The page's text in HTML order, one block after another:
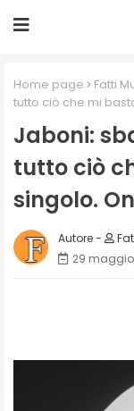
Home page Fatti
tutto ciò che mi
Jaboni:
tutto ciò
singolo.
29 maggio